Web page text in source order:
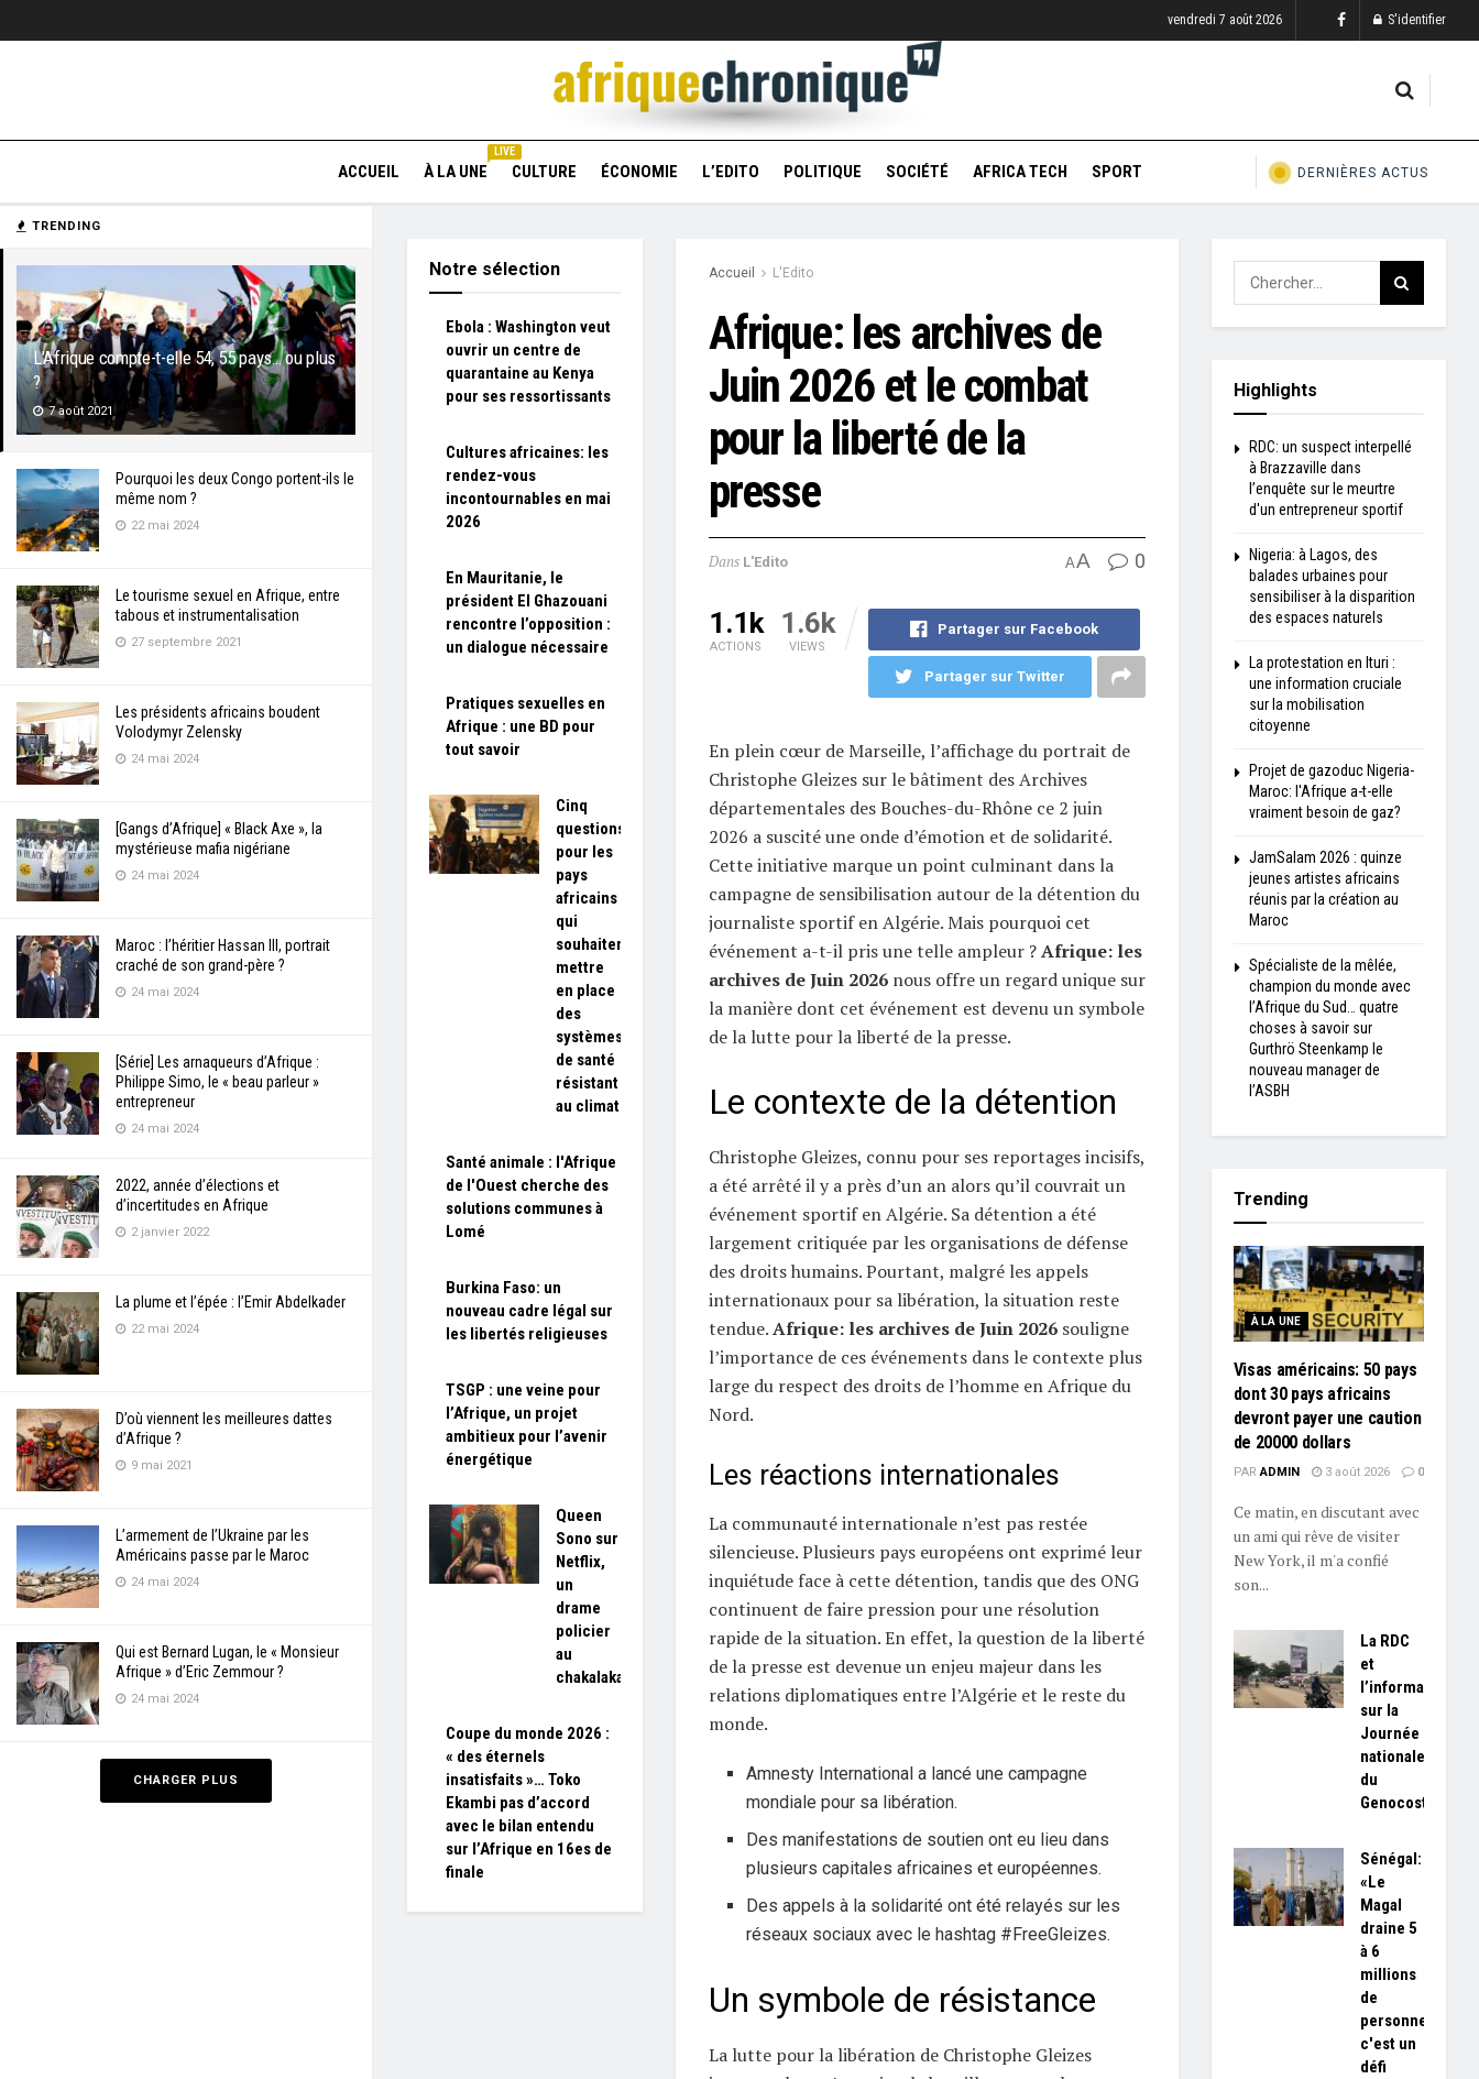
TRENDING
L’Afrique compte-t-elle 54, 55 pays… ou plus
?
7 août 2021
Pourquoi les deux Congo portent-ils le
même nom ?
22 mai 2024
Le tourisme sexuel en Afrique, entre
tabous et instrumentalisation
27 septembre 2021
Les présidents africains boudent
Volodymyr Zelensky
24 mai 2024
[Gangs d’Afrique] « Black Axe », la
mystérieuse mafia nigériane
24 mai 2024
Maroc : l’héritier Hassan III, portrait
craché de son grand-père ?
24 mai 2024
[Série] Les arnaqueurs d’Afrique :
Philippe Simo, le « beau parleur »
entrepreneur
24 mai 2024
2022, année d’élections et
d’incertitudes en Afrique
2 janvier 2022
La plume et l’épée : l’Emir Abdelkader
22 mai 2024
D’où viennent les meilleures dattes
d’Afrique ?
9 mai 2021
L’armement de l’Ukraine par les
Américains passe par le Maroc
24 mai 2024
Qui est Bernard Lugan, le « Monsieur
Afrique » d’Eric Zemmour ?
24 mai 2024
CHARGER PLUS
vendredi 7 août 2026 S'identifier
ACCUEIL À LA UNE
LIVE
CULTURE ÉCONOMIE L’EDITO POLITIQUE SOCIÉTÉ AFRICA TECH SPORT DERNIÈRES ACTUS
Accueil L'Edito
Afrique: les archives de
Juin 2026 et le combat
pour la liberté de la
presse
Dans L'Edito AA 0
1.1k
ACTIONS
1.6k
VIEWS
Partager sur Facebook
Partager sur Twitter
En plein cœur de Marseille, l’affichage du portrait de
Christophe Gleizes sur le bâtiment des Archives
départementales des Bouches-du-Rhône ce 2 juin
2026 a suscité une onde d’émotion et de solidarité.
Cette initiative marque un point culminant dans la
campagne de sensibilisation autour de la détention du
journaliste sportif en Algérie. Mais pourquoi cet
événement a-t-il pris une telle ampleur ?Afrique: les
archives de Juin 2026nous offre un regard unique sur
la manière dont cet événement est devenu un symbole
de la lutte pour la liberté de la presse.
Le contexte de la détention
Christophe Gleizes, connu pour ses reportages incisifs,
a été arrêté il y a près d’un an alors qu’il couvrait un
événement sportif en Algérie. Sa détention a été
largement critiquée par les organisations de défense
des droits humains. Pourtant, malgré les appels
internationaux pour sa libération, la situation reste
tendue.Afrique: les archives de Juin 2026souligne
l’importance de ces événements dans le contexte plus
large du respect des droits de l’homme en Afrique du
Nord.
Les réactions internationales
La communauté internationale n’est pas restée
silencieuse. Plusieurs pays européens ont exprimé leur
inquiétude face à cette détention, tandis que des ONG
continuent de faire pression pour une résolution
rapide de la situation. En effet, la question de la liberté
de la presse est devenue un enjeu majeur dans les
relations diplomatiques entre l’Algérie et le reste du
monde.
Amnesty International a lancé une campagne
mondiale pour sa libération.
Des manifestations de soutien ont eu lieu dans
plusieurs capitales africaines et européennes.
Des appels à la solidarité ont été relayés sur les
réseaux sociaux avec le hashtag #FreeGleizes.
Un symbole de résistance
La lutte pour la libération de Christophe Gleizes
Notre sélection
Ebola : Washington veut
ouvrir un centre de
quarantaine au Kenya
pour ses ressortissants
Cultures africaines: les
rendez-vous
incontournables en mai
2026
En Mauritanie, le
président El Ghazouani
rencontre l’opposition :
un dialogue nécessaire
Pratiques sexuelles en
Afrique : une BD pour
tout savoir
Cinq
questions
pour les
pays
africains
qui
souhaitent
mettre
en place
des
systèmes
de santé
résistant
au climat
Santé animale : l'Afrique
de l'Ouest cherche des
solutions communes à
Lomé
Burkina Faso: un
nouveau cadre légal sur
les libertés religieuses
TSGP : une veine pour
l’Afrique, un projet
ambitieux pour l’avenir
énergétique
Queen
Sono sur
Netflix,
un
drame
policier
au
chakalaka
Coupe du monde 2026 :
« des éternels
insatisfaits »… Toko
Ekambi pas d’accord
avec le bilan entendu
sur l’Afrique en 16es de
finale
Highlights
RDC: un suspect interpellé
à Brazzaville dans
l’enquête sur le meurtre
d'un entrepreneur sportif
Nigeria: à Lagos, des
balades urbaines pour
sensibiliser à la disparition
des espaces naturels
La protestation en Ituri :
une information cruciale
sur la mobilisation
citoyenne
Projet de gazoduc Nigeria-
Maroc: l'Afrique a-t-elle
vraiment besoin de gaz?
JamSalam 2026 : quinze
jeunes artistes africains
réunis par la création au
Maroc
Spécialiste de la mêlée,
champion du monde avec
l’Afrique du Sud… quatre
choses à savoir sur
Gurthrö Steenkamp le
nouveau manager de
l’ASBH
Trending
À LA UNE
Visas américains: 50 pays
dont 30 pays africains
devront payer une caution
de 20000 dollars
PAR ADMIN 3 août 2026 0
Ce matin, en discutant avec
un ami qui rêve de visiter
New York, il m'a confié
son...
La RDC
et
l’information
sur la
Journée
nationale
du
Genocost
Sénégal:
«Le
Magal
draine 5
à 6
millions
de
personnes,
c'est un
défi